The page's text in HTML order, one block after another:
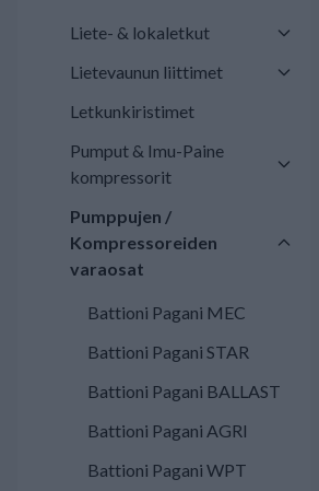
Liete- & lokaletkut
Lietevaunun liittimet
Letkunkiristimet
Pumput & Imu-Paine
kompressorit
Pumppujen /
Kompressoreiden
varaosat
Battioni Pagani MEC
Battioni Pagani STAR
Battioni Pagani BALLAST
Battioni Pagani AGRI
Battioni Pagani WPT